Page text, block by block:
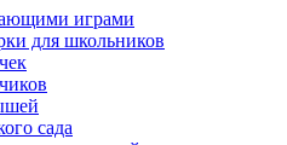
играми
для школьников
сада